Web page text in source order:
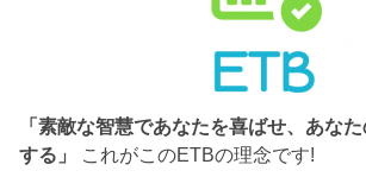
「素敵な智慧であなたを喜ばせ、あな
する」 これがこのETBの理念です!